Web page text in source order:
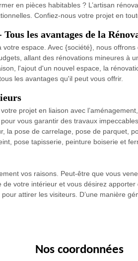
en pièces habitables ? L’artisan
Confiez-nous votre projet en
les avantages de la
espace. Avec {société}, nous
allant des rénovations mineures à
l'ajout d'un nouvel espace, la
les avantages qu'il peut vous offrir.
projet en liaison avec
vous garantir des travaux
la pose de carrelage, pose de parquet,
pose tapisserie, peinture boiserie et
vos raisons. Peut-être que vous
votre intérieur et vous désirez
attirer les visiteurs. D’une manière
Nos coordonnées